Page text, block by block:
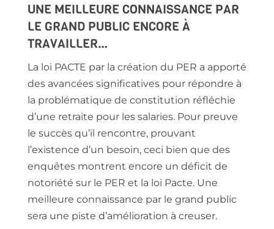
UNE MEILLEURE CONNAISSANCE PAR
LE GRAND PUBLIC ENCORE À
TRAVAILLER…
La loi PACTE par la création du PER a apporté
des avancées significatives pour répondre à
la problématique de constitution réfléchie
d’une retraite pour les salaries. Pour preuve
le succès qu’il rencontre, prouvant
l’existence d’un besoin, ceci bien que des
enquêtes montrent encore un déficit de
notoriété sur le PER et la loi Pacte. Une
meilleure connaissance par le grand public
sera une piste d’amélioration à creuser.